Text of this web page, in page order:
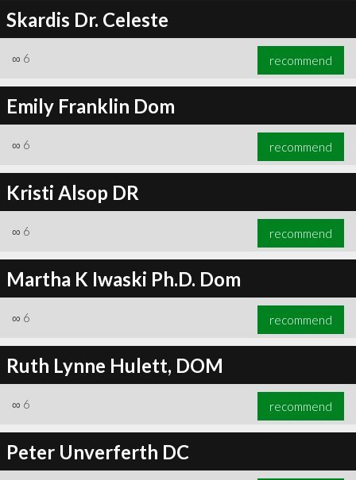
Skardis Dr. Celeste
∞ 6 recommend
Emily Franklin Dom
∞ 6 recommend
Kristi Alsop DR
∞ 6 recommend
Martha K Iwaski Ph.D. Dom
∞ 6 recommend
Ruth Lynne Hulett, DOM
∞ 6 recommend
Peter Unverferth DC